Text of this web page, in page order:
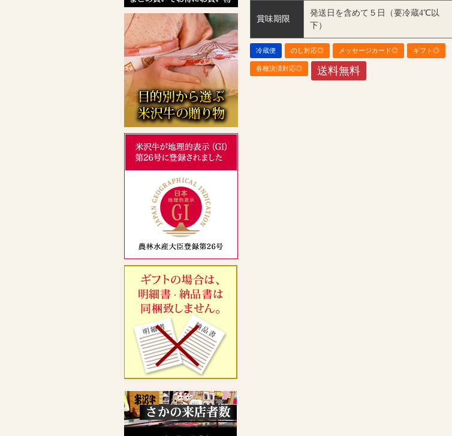
賞味期限
発送日を含めて５日（要冷蔵4℃以
下）
冷蔵便 のし対応◎ メッセージカード◎ ギフト◎
各種決済対応◎ 送料無料